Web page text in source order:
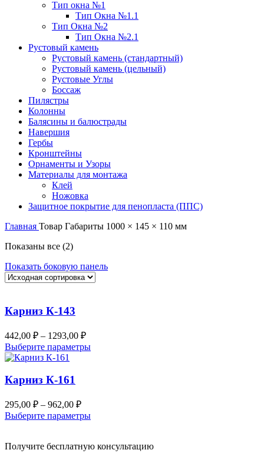
Тип окна №1
Тип Окна №1.1
Тип Окна №2
Тип Окна №2.1
Рустовый камень
Рустовый камень (стандартный)
Рустовый камень (цельный)
Рустовые Углы
Боссаж
Пилястры
Колонны
Балясины и балюстрады
Навершия
Гербы
Кронштейны
Орнаменты и Узоры
Материалы для монтажа
Клей
Ножовка
Защитное покрытие для пенопласта (ППС)
Главная Товар Габариты 1000 × 145 × 110 мм
Показаны все (2)
Показать боковую панель
Карниз К-143
442,00 ₽ – 1293,00 ₽
Выберите параметры
Карниз К-161
295,00 ₽ – 962,00 ₽
Выберите параметры
Получите бесплатную консультацию